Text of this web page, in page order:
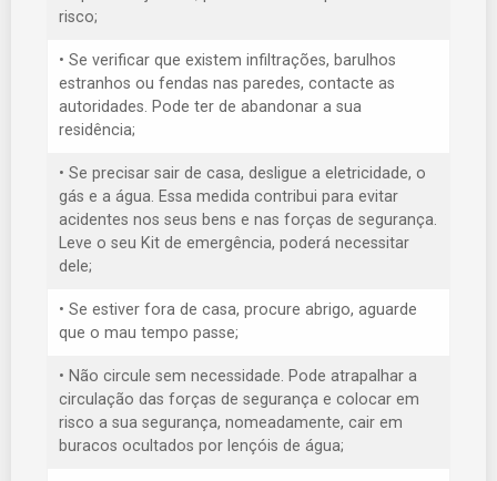
risco;
• Se verificar que existem infiltrações, barulhos
estranhos ou fendas nas paredes, contacte as
autoridades. Pode ter de abandonar a sua
residência;
• Se precisar sair de casa, desligue a eletricidade, o
gás e a água. Essa medida contribui para evitar
acidentes nos seus bens e nas forças de segurança.
Leve o seu Kit de emergência, poderá necessitar
dele;
• Se estiver fora de casa, procure abrigo, aguarde
que o mau tempo passe;
• Não circule sem necessidade. Pode atrapalhar a
circulação das forças de segurança e colocar em
risco a sua segurança, nomeadamente, cair em
buracos ocultados por lençóis de água;